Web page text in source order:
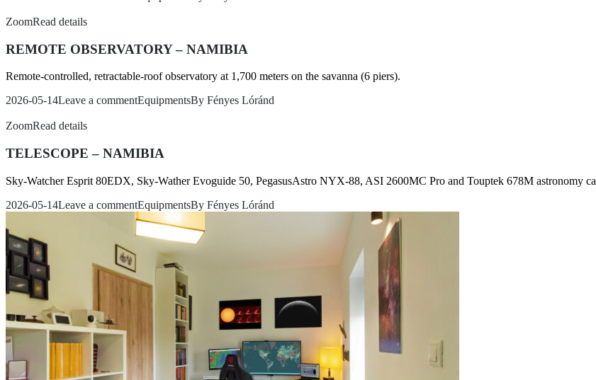
ZoomRead details
REMOTE OBSERVATORY – NAMIBIA
Remote-controlled, retractable-roof observatory at 1,700 meters on the savanna (6 piers).
2026-05-14Leave a commentEquipmentsBy Fényes Lóránd
ZoomRead details
TELESCOPE – NAMIBIA
Sky-Watcher Esprit 80EDX, Sky-Wather Evoguide 50, PegasusAstro NYX-88, ASI 2600MC Pro and Touptek 678M astronomy
2026-05-14Leave a commentEquipmentsBy Fényes Lóránd